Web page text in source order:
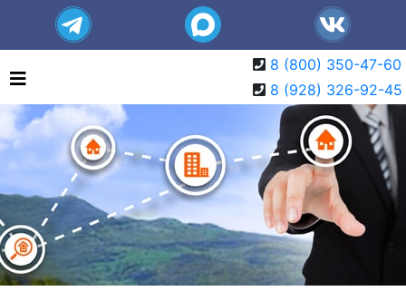
8 (800) 350-47-60
8 (928) 326-92-45